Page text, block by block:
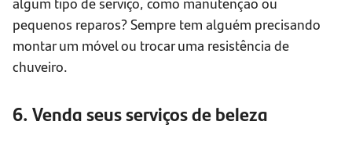
pequenos reparos? Sempre tem alguém precisando
montar um móvel ou trocar uma resistência de
chuveiro.
6. Venda seus serviços de beleza